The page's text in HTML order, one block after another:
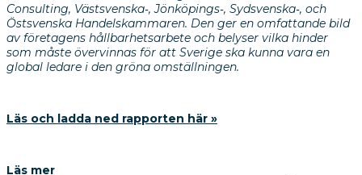
Consulting, Västsvenska‑, Jönköpings‑, Sydsvenska‑, och
Östsvenska Handelskammaren. Den ger en omfattande bild
av företagens hållbarhetsarbete och belyser vilka hinder
som måste övervinnas för att Sverige ska kunna vara en
global ledare i den gröna omställningen.
Läs och ladda ned rapporten här »
Läs mer